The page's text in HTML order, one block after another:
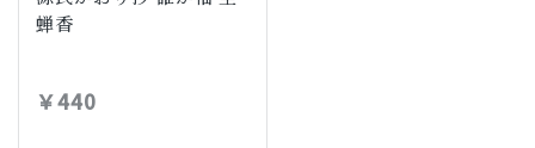
蝉香
￥440